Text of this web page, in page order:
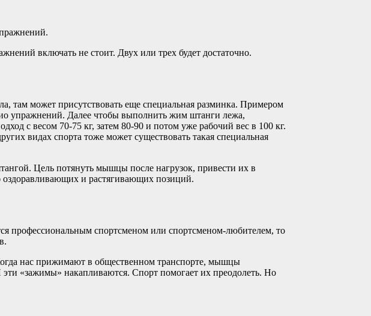
включать не стоит. Двух или трех будет достаточно.
там может присутствовать еще специальная разминка. Примером
упражнений. Далее чтобы выполнить жим штанги лежа,
с весом 70-75 кг, затем 80-90 и потом уже рабочий вес в 100 кг.
видах спорта тоже может существовать такая специальная
Цель потянуть мышцы после нагрузок, привести их в
оздоравливающих и растягивающих позиций.
профессиональным спортсменом или спортсменом-любителем, то
нас прижимают в общественном транспорте, мышцы
«зажимы» накапливаются. Спорт помогает их преодолеть. Но